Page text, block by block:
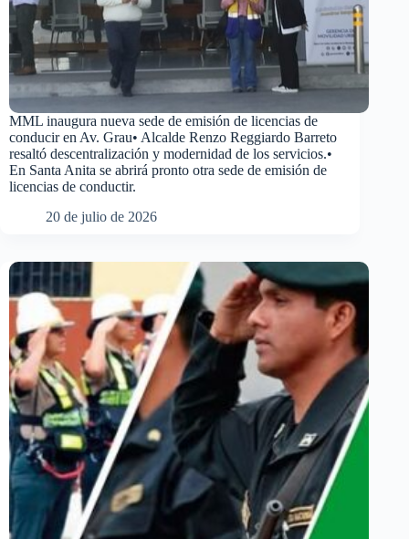
MML inaugura nueva sede de emisión de licencias de
conducir en Av. Grau• Alcalde Renzo Reggiardo Barreto
resaltó descentralización y modernidad de los servicios.•
En Santa Anita se abrirá pronto otra sede de emisión de
licencias de conductir.
20 de julio de 2026